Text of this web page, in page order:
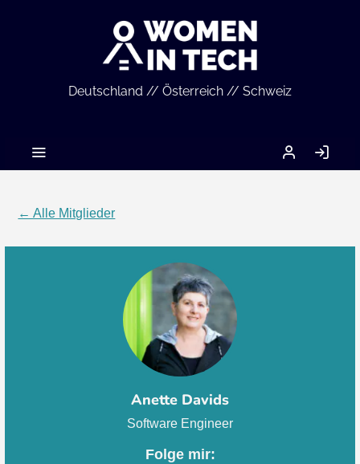
Deutschland // Österreich // Schweiz
MEIN
ACCOUNT
← Alle Mitglieder
Anette Davids
Software Engineer
Folge mir: